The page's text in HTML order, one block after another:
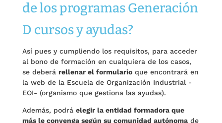
de los programas Generación
D cursos y ayudas?
Así pues y cumpliendo los requisitos, para acceder
al bono de formación en cualquiera de los casos,
se deberá rellenar el formularioque encontrará en
la web de la Escuela de Organización Industrial -
EOI- (organismo que gestiona las ayudas).
Además, podrá elegir la entidad formadora que
más le convenga según su comunidad autónomade